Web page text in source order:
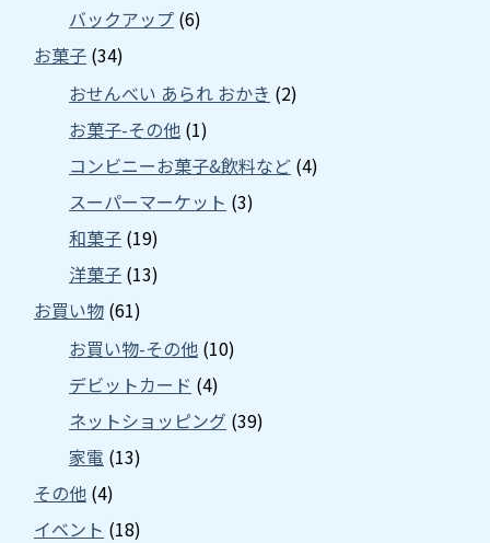
バックアップ (6)
お菓子 (34)
おせんべい あられ おかき (2)
お菓子-その他 (1)
コンビニーお菓子&飲料など (4)
スーパーマーケット (3)
和菓子 (19)
洋菓子 (13)
お買い物 (61)
お買い物-その他 (10)
デビットカード (4)
ネットショッピング (39)
家電 (13)
その他 (4)
イベント (18)